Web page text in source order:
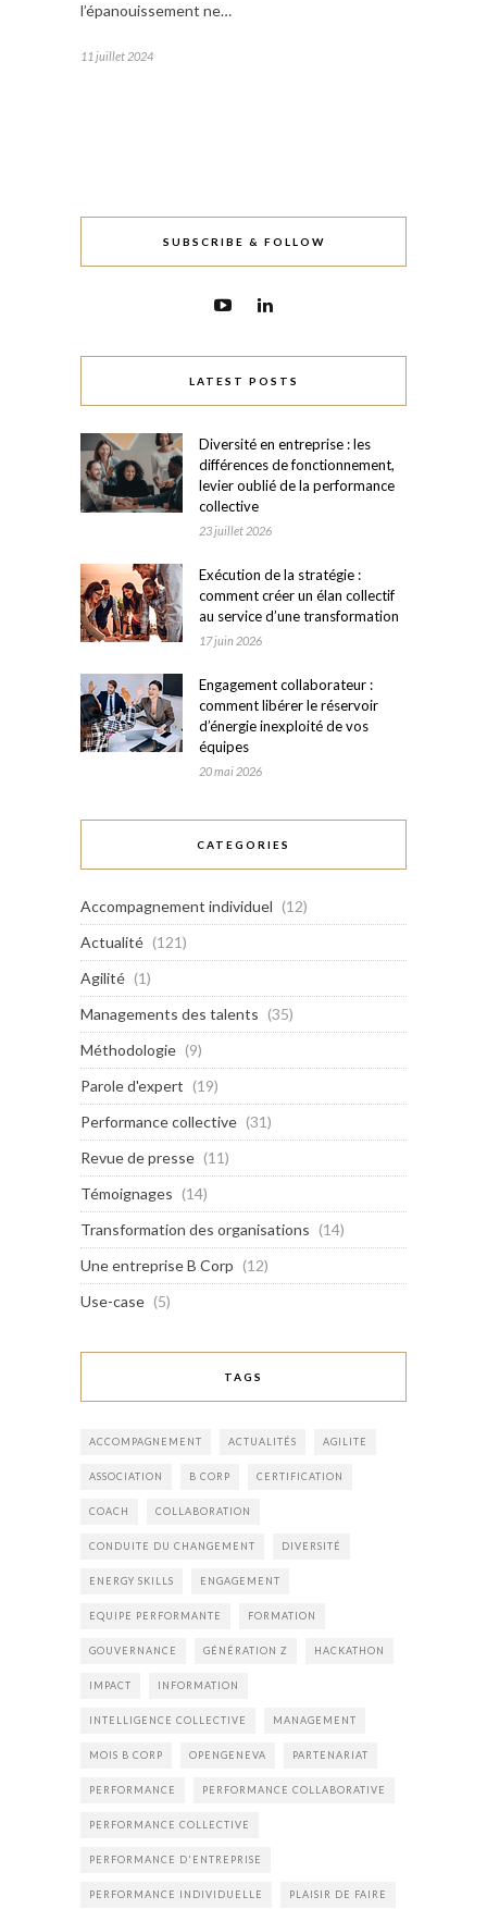
l’épanouissement ne…
11 juillet 2024
SUBSCRIBE & FOLLOW
LATEST POSTS
Diversité en entreprise : les
différences de fonctionnement,
levier oublié de la performance
collective
23 juillet 2026
Exécution de la stratégie :
comment créer un élan collectif
au service d’une transformation
17 juin 2026
Engagement collaborateur :
comment libérer le réservoir
d’énergie inexploité de vos
équipes
20 mai 2026
CATEGORIES
Accompagnement individuel (12)
Actualité (121)
Agilité (1)
Managements des talents (35)
Méthodologie (9)
Parole d'expert (19)
Performance collective (31)
Revue de presse (11)
Témoignages (14)
Transformation des organisations (14)
Une entreprise B Corp (12)
Use-case (5)
TAGS
ACCOMPAGNEMENT ACTUALITÉS AGILITE
ASSOCIATION B CORP CERTIFICATION
COACH COLLABORATION
CONDUITE DU CHANGEMENT DIVERSITÉ
ENERGY SKILLS ENGAGEMENT
EQUIPE PERFORMANTE FORMATION
GOUVERNANCE GÉNÉRATION Z HACKATHON
IMPACT INFORMATION
INTELLIGENCE COLLECTIVE MANAGEMENT
MOIS B CORP OPENGENEVA PARTENARIAT
PERFORMANCE PERFORMANCE COLLABORATIVE
PERFORMANCE COLLECTIVE
PERFORMANCE D'ENTREPRISE
PERFORMANCE INDIVIDUELLE PLAISIR DE FAIRE